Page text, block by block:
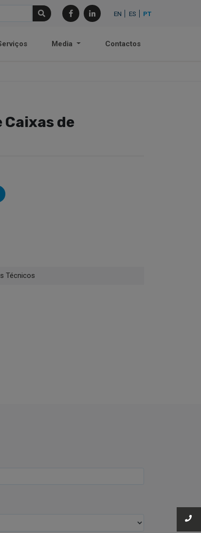
EN ES PT
Media Contactos
de
Técnicos